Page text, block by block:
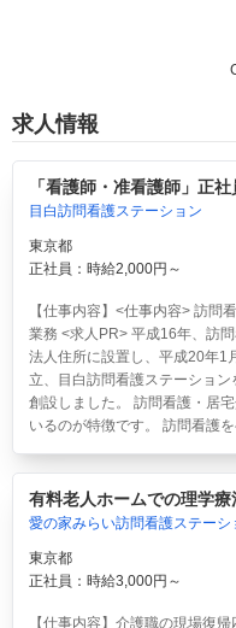
求人情報
「看護師・准看護師」正
目白訪問看護ステーション
東京都
正社員：時給2,000円～
【仕事内容】<仕事内容> 訪問
業務 <求人PR> 平成16年、訪
法人住所に設置し、平成20年1
立、目白訪問看護ステーショ
創設しました。 訪問看護・居
いるのが特徴です。 訪問看護
有料老人ホームでの理学
愛の家みらい訪問看護ステーシ
東京都
正社員：時給3,000円～
【仕事内容】介護職の現場復